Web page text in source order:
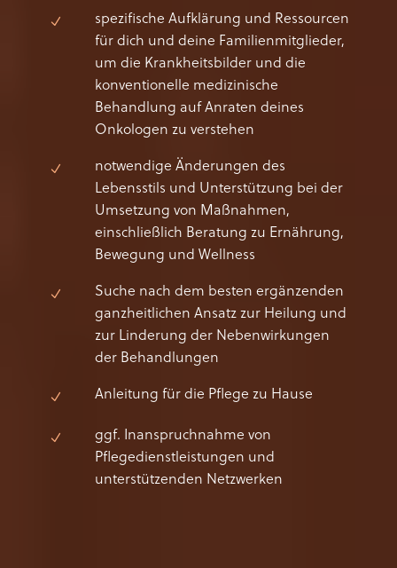
spezifische Aufklärung und Ressourcen
für dich und deine Familienmitglieder,
um die Krankheitsbilder und die
konventionelle medizinische
Behandlung auf Anraten deines
Onkologen zu verstehen
notwendige Änderungen des
Lebensstils und Unterstützung bei der
Umsetzung von Maßnahmen,
einschließlich Beratung zu Ernährung,
Bewegung und Wellness
Suche nach dem besten ergänzenden
ganzheitlichen Ansatz zur Heilung und
zur Linderung der Nebenwirkungen
der Behandlungen
Anleitung für die Pflege zu Hause
ggf. Inanspruchnahme von
Pflegedienstleistungen und
unterstützenden Netzwerken